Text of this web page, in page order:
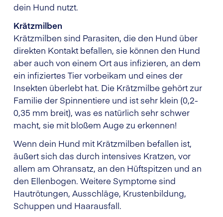
dein Hund nutzt.
Krätzmilben
Krätzmilben sind Parasiten, die den Hund über
direkten Kontakt befallen, sie können den Hund
aber auch von einem Ort aus infizieren, an dem
ein infiziertes Tier vorbeikam und eines der
Insekten überlebt hat. Die Krätzmilbe gehört zur
Familie der Spinnentiere und ist sehr klein (0,2-
0,35 mm breit), was es natürlich sehr schwer
macht, sie mit bloßem Auge zu erkennen!
Wenn dein Hund mit Krätzmilben befallen ist,
äußert sich das durch intensives Kratzen, vor
allem am Ohransatz, an den Hüftspitzen und an
den Ellenbogen. Weitere Symptome sind
Hautrötungen, Ausschläge, Krustenbildung,
Schuppen und Haarausfall.